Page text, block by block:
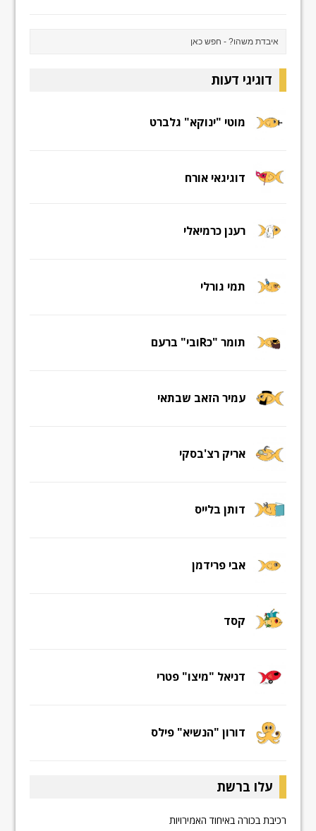
דוגיגי דעות
מוטי "ינוקא" גלברט
דוגיגאי אורח
רענן כרמיאלי
תמי גורלי
תומר "כRובי" ברעם
עמיר הזאב שבתאי
אריק רצ'בסקי
דותן בלייס
אבי פרידמן
קסד
דניאל "מיצו" פטרי
דורון "הנשיא" פילס
עלו ברשת
רכיבת בכורה באיחוד האמירויות